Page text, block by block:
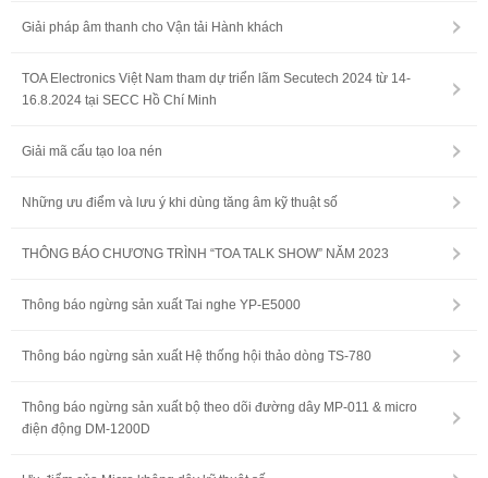
Giải pháp âm thanh cho Vận tải Hành khách
TOA Electronics Việt Nam tham dự triển lãm Secutech 2024 từ 14-
16.8.2024 tại SECC Hồ Chí Minh
Giải mã cấu tạo loa nén
Những ưu điểm và lưu ý khi dùng tăng âm kỹ thuật số
THÔNG BÁO CHƯƠNG TRÌNH “TOA TALK SHOW” NĂM 2023
Thông báo ngừng sản xuất Tai nghe YP-E5000
Thông báo ngừng sản xuất Hệ thống hội thảo dòng TS-780
Thông báo ngừng sản xuất bộ theo dõi đường dây MP-011 & micro
điện động DM-1200D